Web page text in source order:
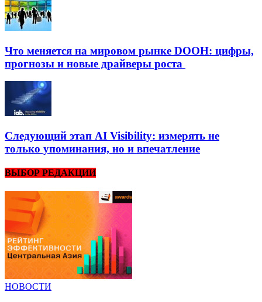
Что меняется на мировом рынке DOOH: цифры,
прогнозы и новые драйверы роста
Следующий этап AI Visibility: измерять не
только упоминания, но и впечатление
ВЫБОР РЕДАКЦИИ
НОВОСТИ